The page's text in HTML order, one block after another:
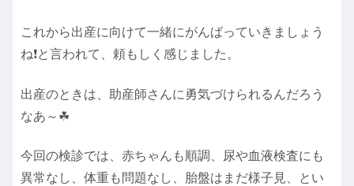
これから出産に向けて一緒にがんばっていきましょう
ね❗と言われて、頼もしく感じました。
出産のときは、助産師さんに勇気づけられるんだろう
なあ～☘
今回の検診では、赤ちゃんも順調、尿や血液検査にも
異常なし、体重も問題なし、胎盤はまだ様子見、とい